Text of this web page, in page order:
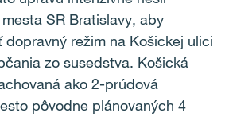
SR Bratislavy, aby
dopravný režim na Košickej ulici
zo susedstva. Košická
ako 2-prúdová
pôvodne plánovaných 4